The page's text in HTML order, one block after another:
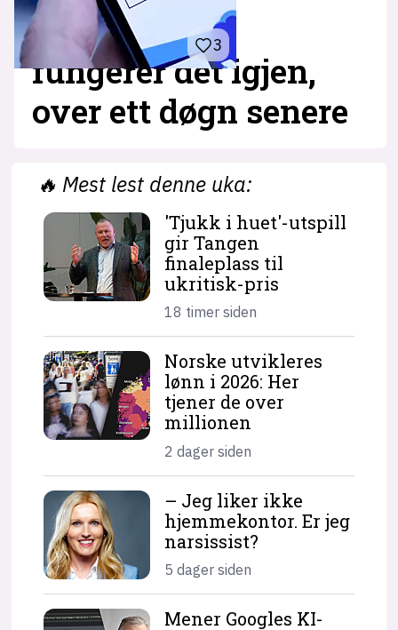
3
fungerer det igjen,
over ett døgn senere
🔥 Mest lest denne uka:
'Tjukk i huet'-utspill
gir Tangen
finaleplass til
ukritisk-pris
18 timer siden
Norske utvikleres
lønn i 2026: Her
tjener de over
millionen
2 dager siden
– Jeg liker ikke
hjemme­kontor. Er jeg
narsissist?
5 dager siden
Mener Googles KI-